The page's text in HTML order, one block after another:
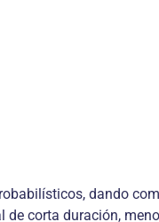
dando
corta duración,